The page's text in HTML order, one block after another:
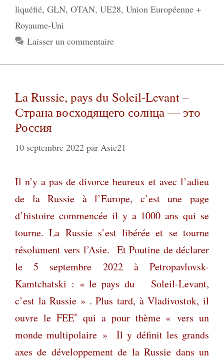
liquéfié, GLN, OTAN, UE28, Union Européenne +
Royaume-Uni
Laisser un commentaire
La Russie, pays du Soleil-Levant –
Страна восходящего солнца — это
Россия
10 septembre 2022 par Asie21
Il n’y a pas de divorce heureux et avec l’adieu
de la Russie à l’Europe, c’est une page
d’histoire commencée il y a 1000 ans qui se
tourne. La Russie s’est libérée et se tourne
résolument vers l’Asie. Et Poutine de déclarer
le 5 septembre 2022 à Petropavlovsk-
Kamtchatski : « le pays du Soleil-Levant,
c’est la Russie » . Plus tard, à Vladivostok, il
ouvre le FEE* qui a pour thème « vers un
monde multipolaire » Il y définit les grands
axes de développement de la Russie dans un